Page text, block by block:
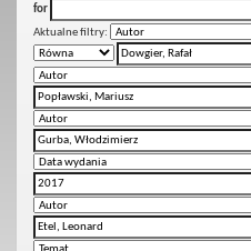
for
Aktualne filtry: